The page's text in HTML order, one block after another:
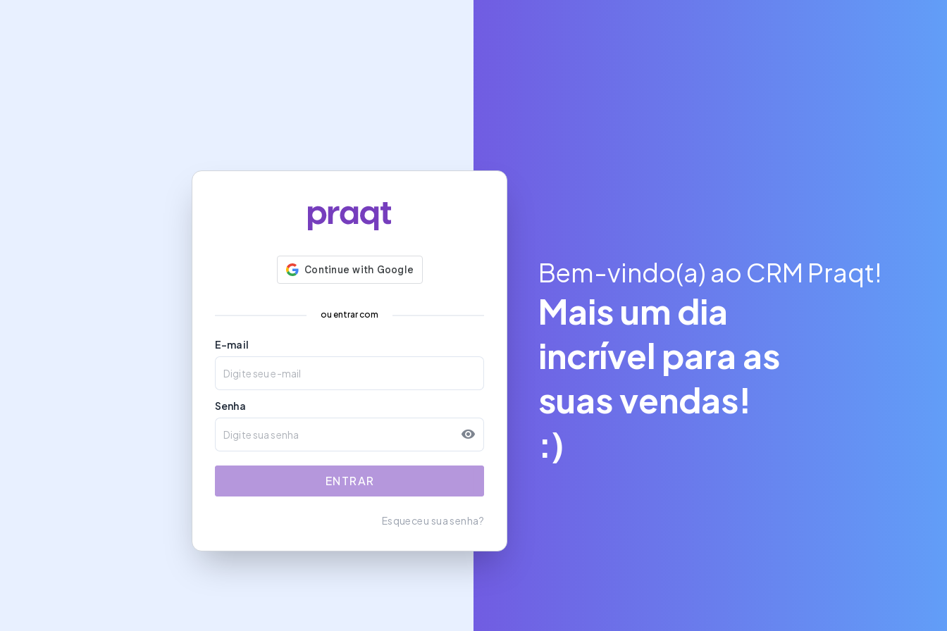
ou entrar com
E-mail
Senha
ENTRAR
Esqueceu sua senha?
Bem-vindo(a) ao CRM Praqt!
Mais um dia
incrível para as
suas vendas!
:)